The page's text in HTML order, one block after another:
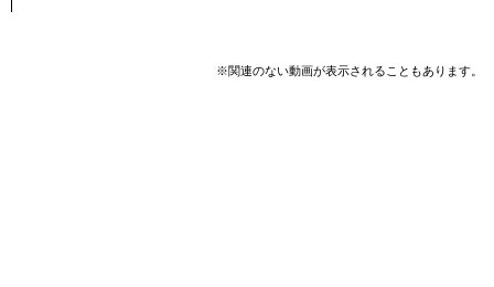
※関連のない動画が表示されることもあります。